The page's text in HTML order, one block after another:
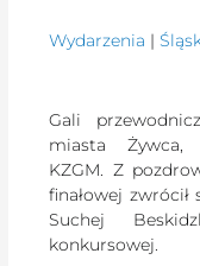
Wydarzenia |
Gali
miasta Żywca,
KZGM. Z
finałowej
Suchej
konkursowej.